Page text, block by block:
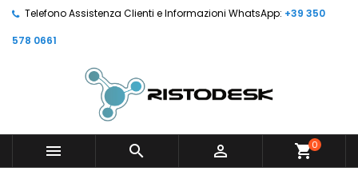
Telefono Assistenza Clienti e Informazioni WhatsApp: +39 350
578 0661
   shopping_cart0